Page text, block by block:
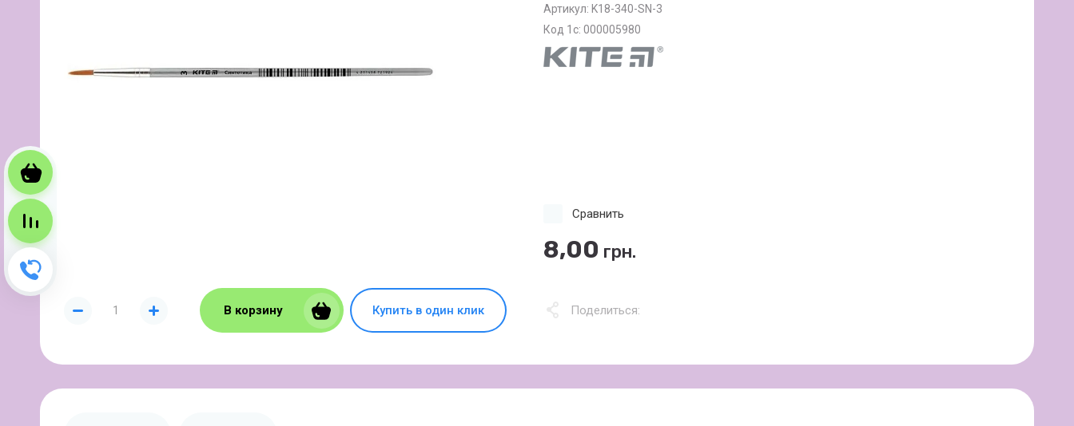
Артикул: K18-340-SN-3
Код 1с: 000005980
8,00 грн.
Сравнить
В корзину Купить в один клик Поделиться: